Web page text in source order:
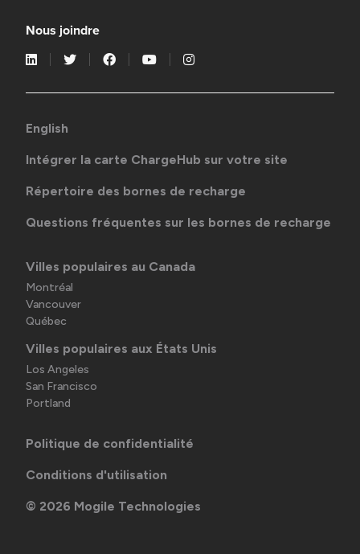
Nous joindre
English
Intégrer la carte ChargeHub sur votre site
Répertoire des bornes de recharge
Questions fréquentes sur les bornes de recharge
Villes populaires au Canada
Montréal
Vancouver
Québec
Villes populaires aux États Unis
Los Angeles
San Francisco
Portland
Politique de confidentialité
Conditions d'utilisation
© 2026 Mogile Technologies